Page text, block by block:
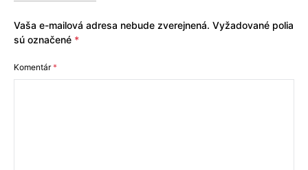
Vaša e-mailová adresa nebude zverejnená. Vyžadované polia
sú označené *
Komentár*